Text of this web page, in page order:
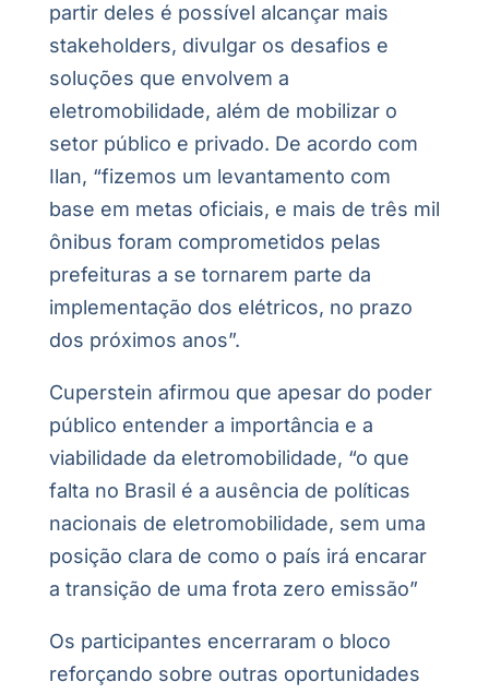
partir deles é possível alcançar mais
stakeholders, divulgar os desafios e
soluções que envolvem a
eletromobilidade, além de mobilizar o
setor público e privado. De acordo com
Ilan, “fizemos um levantamento com
base em metas oficiais, e mais de três mil
ônibus foram comprometidos pelas
prefeituras a se tornarem parte da
implementação dos elétricos, no prazo
dos próximos anos”.
Cuperstein afirmou que apesar do poder
público entender a importância e a
viabilidade da eletromobilidade, “o que
falta no Brasil é a ausência de políticas
nacionais de eletromobilidade, sem uma
posição clara de como o país irá encarar
a transição de uma frota zero emissão”
Os participantes encerraram o bloco
reforçando sobre outras oportunidades